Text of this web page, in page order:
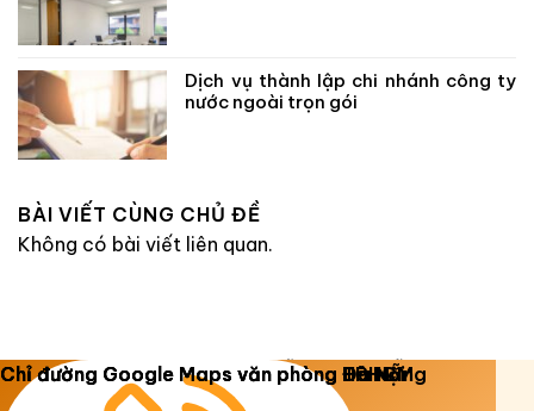
Dịch vụ thành lập chi nhánh công ty
nước ngoài trọn gói
BÀI VIẾT CÙNG CHỦ ĐỀ
Không có bài viết liên quan.
Copyright 2026 © Luật Dương Gia